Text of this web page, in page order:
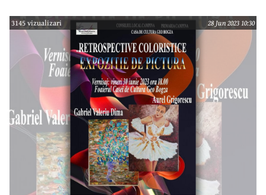
3145 vizualizari 28 Jun 2023 10:30